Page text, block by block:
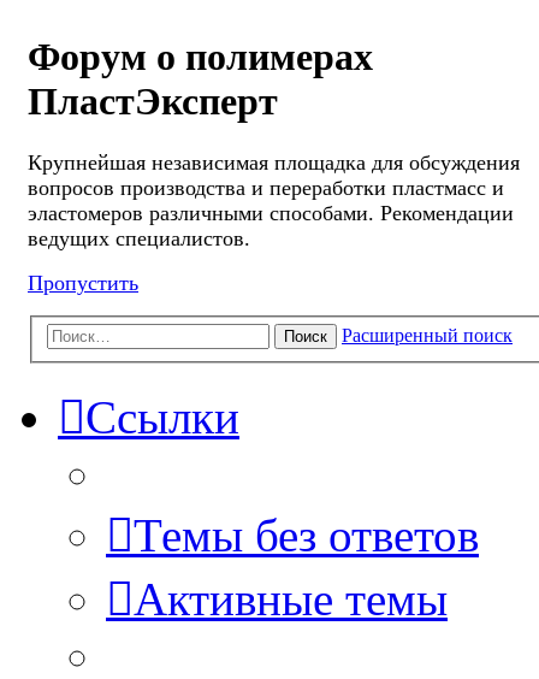
Форум о полимерах
ПластЭксперт
Крупнейшая независимая площадка для обсуждения
вопросов производства и переработки пластмасс и
эластомеров различными способами. Рекомендации
ведущих специалистов.
Пропустить
Поиск Расширенный поиск
Ссылки
Темы без ответов
Активные темы